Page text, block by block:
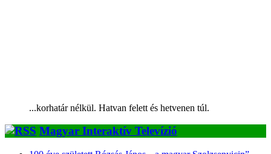
...korhatár nélkül. Hatvan felett és hetvenen túl.
Magyar Interaktív Televízió